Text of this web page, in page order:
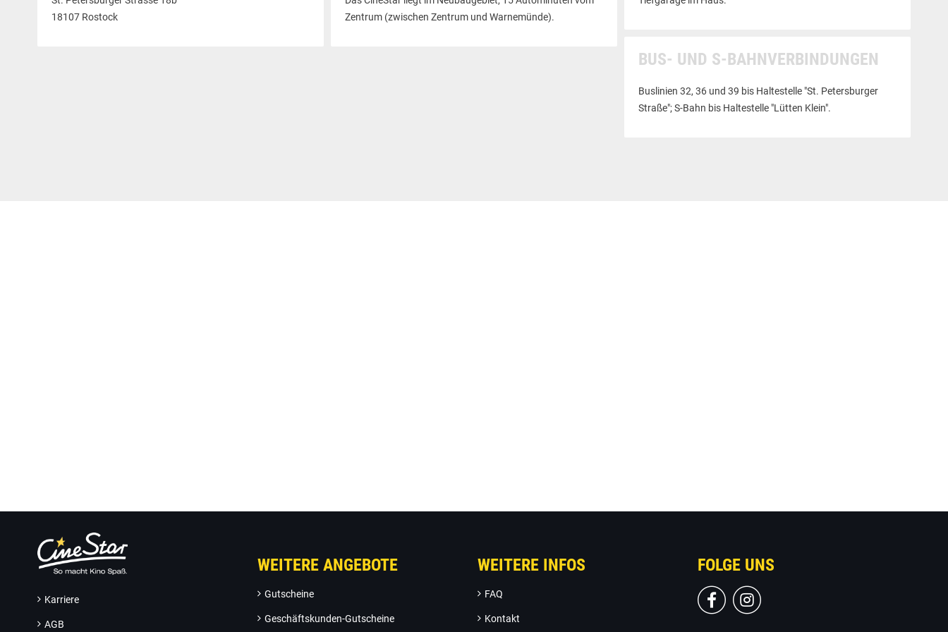
18107 Rostock
Zentrum (zwischen Zentrum und Warnemünde).
BUS- UND S-BAHNVERBINDUNGEN
Buslinien 32, 36 und 39 bis Haltestelle "St. Petersburger
Straße"; S-Bahn bis Haltestelle "Lütten Klein".
Karriere
AGB
WEITERE ANGEBOTE
Gutscheine
Geschäftskunden-Gutscheine
WEITERE INFOS
FAQ
Kontakt
FOLGE UNS